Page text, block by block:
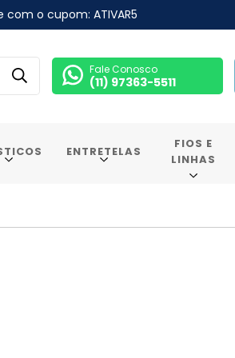
o cupom: ATIVAR5
Fale Conosco
(11) 97363-5511
ENTRETELAS
FIOS E
LINHAS